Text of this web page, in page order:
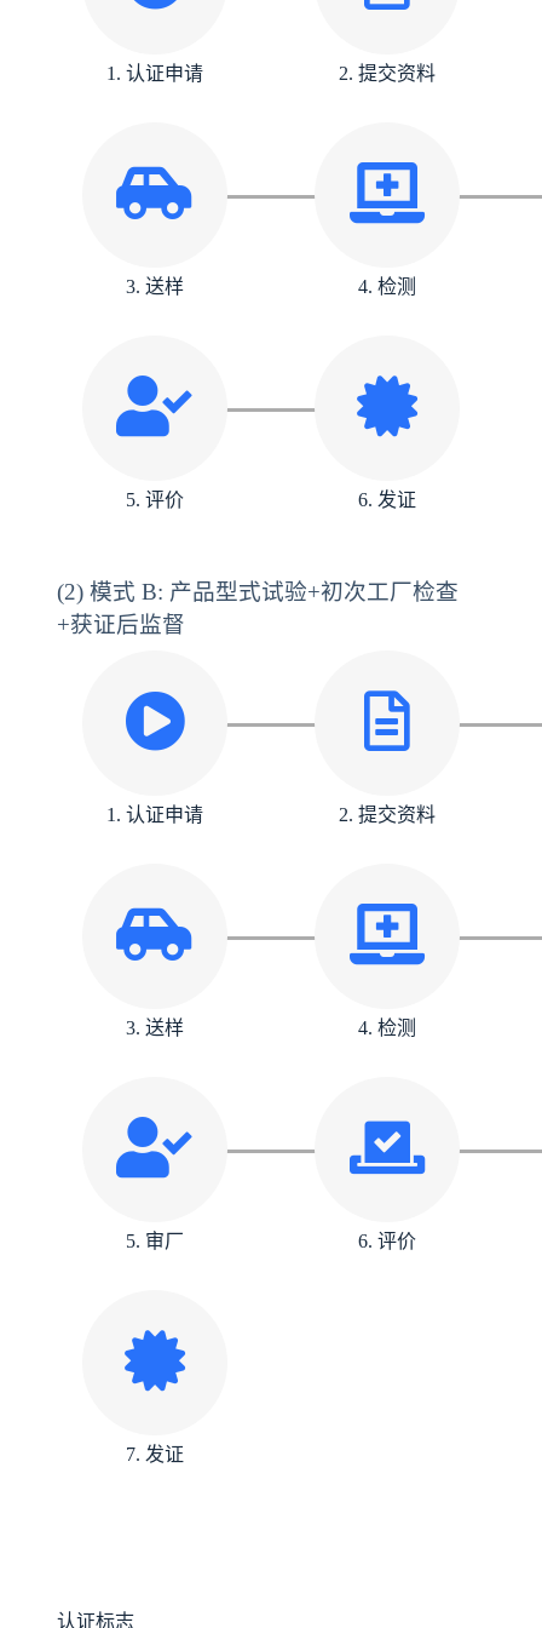
1. 认证申请 2. 提交资料
3. 送样 4. 检测
5. 评价 6. 发证
(2) 模式 B: 产品型式试验+初次工厂检查
+获证后监督
1. 认证申请 2. 提交资料
3. 送样 4. 检测
5. 审厂 6. 评价
7. 发证
认证标志